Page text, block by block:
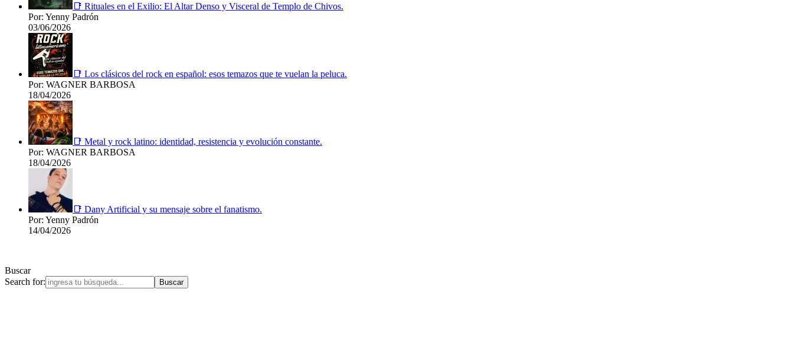
📑 Rituales en el Exilio: El Altar Denso y Visceral de Templo de Chivos.
Por: Yenny Padrón
03/06/2026
📑 Los clásicos del rock en español: esos temazos que te vuelan la peluca.
Por: WAGNER BARBOSA
18/04/2026
📑 Metal y rock latino: identidad, resistencia y evolución constante.
Por: WAGNER BARBOSA
18/04/2026
📑 Dany Artificial y su mensaje sobre el fanatismo.
Por: Yenny Padrón
14/04/2026
Buscar
Search for: